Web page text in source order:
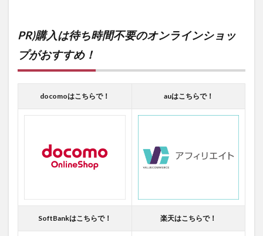
PR)購入は待ち時間不要のオンラインショッ
プがおすすめ！
docomoはこちらで！ auはこちらで！
SoftBankはこちらで！ 楽天はこちらで！